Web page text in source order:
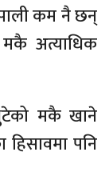
कम नै छन्
अत्याधिक
मकै खाने
हिसावमा पनि